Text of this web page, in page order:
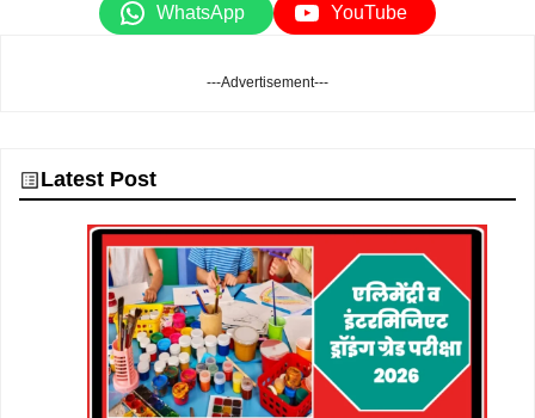
WhatsApp YouTube
---Advertisement---
Latest Post